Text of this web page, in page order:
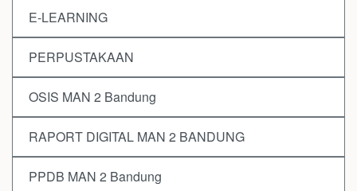
E-LEARNING
PERPUSTAKAAN
OSIS MAN 2 Bandung
RAPORT DIGITAL MAN 2 BANDUNG
PPDB MAN 2 Bandung